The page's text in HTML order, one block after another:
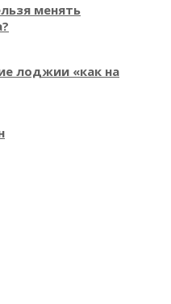
менять
лоджии «как на